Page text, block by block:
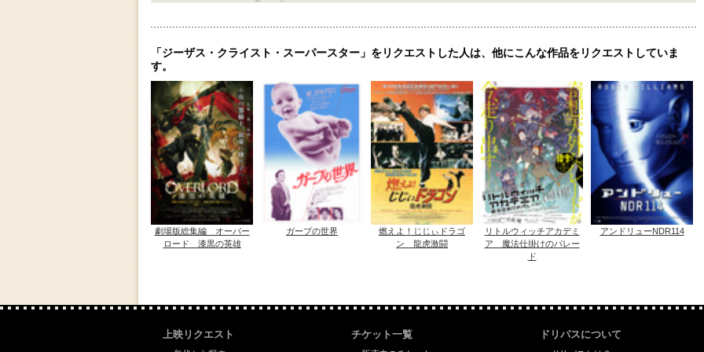
「ジーザス・クライスト・スーパースター」をリクエストした人は、他にこんな作品をリクエストしていま
す。
劇場版総集編 オーバー
ロード 漆黒の英雄
ガープの世界
燃えよ！じじぃドラゴ
ン 龍虎激闘
リトルウィッチアカデミ
ア 魔法仕掛けのパレー
ド
アンドリューNDR114
上映リクエスト チケット一覧 ドリパスについて